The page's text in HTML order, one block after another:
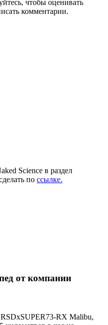
чтобы оценивать
комментарии.
Science в раздел
по ссылке.
от компании
RSDxSUPER73-RX Malibu,